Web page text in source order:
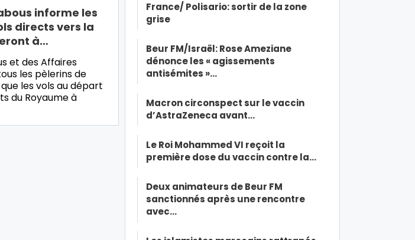
informe les
directs vers la
à…
et des Affaires
les pèlerins de
les vols au départ
du Royaume à
France/ Polisario: sortir de la zone
grise
Beur FM/Israël: Rose Ameziane
dénonce les « agissements
antisémites »…
Macron circonspect sur le vaccin
d’AstraZeneca avant…
Le Roi Mohammed VI reçoit la
première dose du vaccin contre la…
Deux animateurs de Beur FM
sanctionnés après une rencontre
avec…